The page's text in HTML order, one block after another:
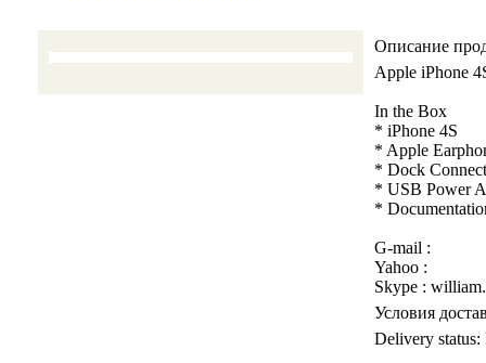
Описание
Apple iPhone
In the Box
* iPhone 4S
* Apple
* Dock
* USB Power
*
G-mail :
Yahoo :
Skype :
Условия
Delivery